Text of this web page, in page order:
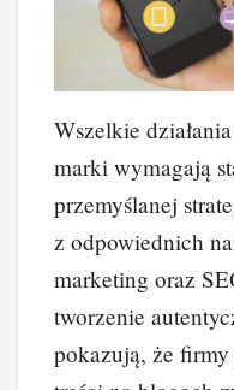
Wszelkie
marki wymagają
przemyślanej
z odpowiednich
marketing oraz
tworzenie
pokazują, że